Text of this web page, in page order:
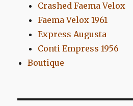
Crashed Faema Velox
Faema Velox 1961
Express Augusta
Conti Empress 1956
Boutique